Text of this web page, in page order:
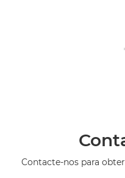
Contacte-nos para